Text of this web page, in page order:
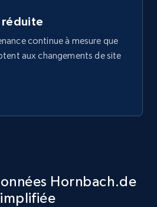
réduite
continue à mesure que
aux changements de site
Hornbach.de